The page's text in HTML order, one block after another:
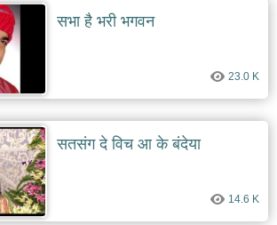
सभा है भरी भगवन
23.0 K
सतसंग दे विच आ के बंदेया
14.6 K